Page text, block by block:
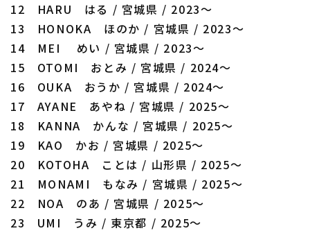
12 HARU はる / 宮城県 / 2023～
13 HONOKA ほのか / 宮城県 / 2023～
14 MEI めい / 宮城県 / 2023～
15 OTOMI おとみ / 宮城県 / 2024～
16 OUKA おうか / 宮城県 / 2024～
17 AYANE あやね / 宮城県 / 2025～
18 KANNA かんな / 宮城県 / 2025～
19 KAO かお / 宮城県 / 2025～
20 KOTOHA ことは / 山形県 / 2025～
21 MONAMI もなみ / 宮城県 / 2025～
22 NOA のあ / 宮城県 / 2025～
23 UMI うみ / 東京都 / 2025～